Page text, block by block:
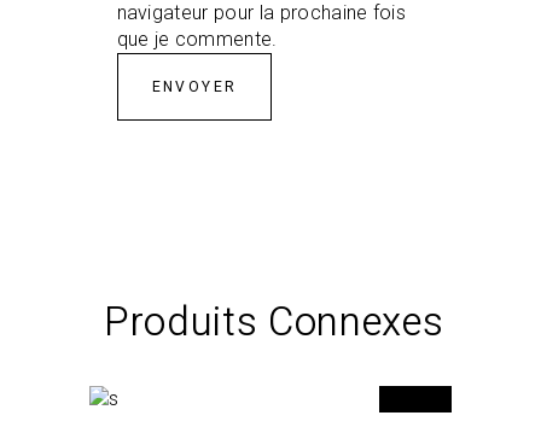
navigateur pour la prochaine fois
que je commente.
Produits Connexes